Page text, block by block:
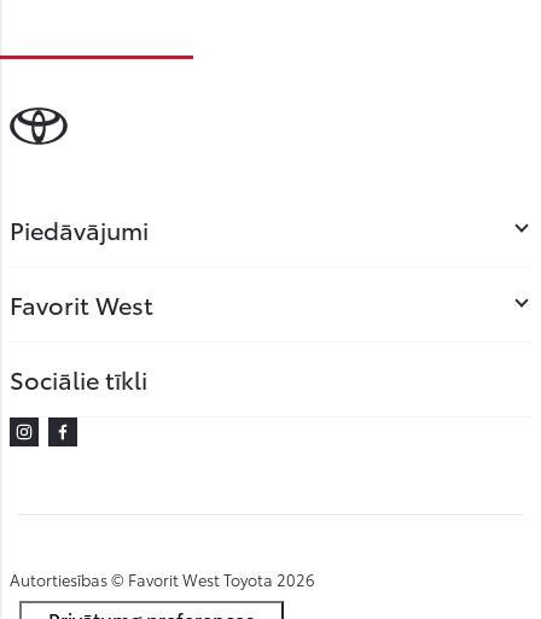
Piedāvājumi
Favorit West
Sociālie tīkli
Instagram
Facebook
Autortiesības © Favorit West Toyota 2026